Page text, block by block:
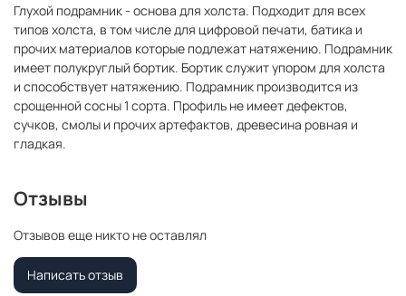
Глухой подрамник - основа для холста. Подходит для всех
типов холста, в том числе для цифровой печати, батика и
прочих материалов которые подлежат натяжению. Подрамник
имеет полукруглый бортик. Бортик служит упором для холста
и способствует натяжению. Подрамник производится из
срощенной сосны 1 сорта. Профиль не имеет дефектов,
сучков, смолы и прочих артефактов, древесина ровная и
гладкая.
Отзывы
Отзывов еще никто не оставлял
Написать отзыв